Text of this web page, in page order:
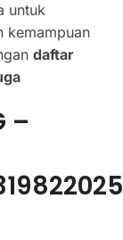
untuk
kemampuan
daftar
–